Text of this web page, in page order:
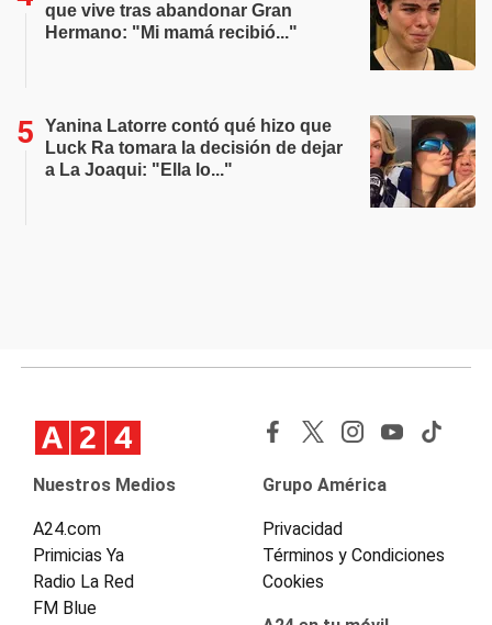
que vive tras abandonar Gran
Hermano: "Mi mamá recibió..."
Yanina Latorre contó qué hizo que
Luck Ra tomara la decisión de dejar
a La Joaqui: "Ella lo..."
Nuestros Medios
A24.com
Primicias Ya
Radio La Red
FM Blue
Grupo América
Privacidad
Términos y Condiciones
Cookies